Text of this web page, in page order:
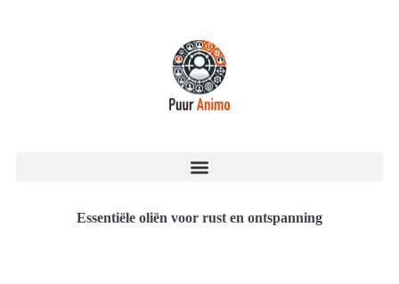
Essentiële oliën voor rust en ontspanning